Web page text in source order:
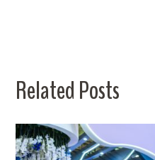
Related Posts